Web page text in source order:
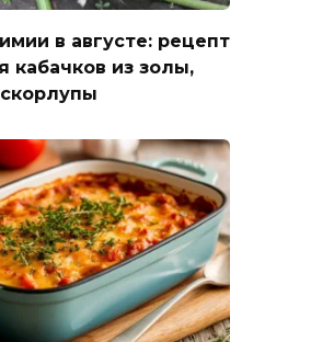
в августе: рецепт
кабачков из золы,